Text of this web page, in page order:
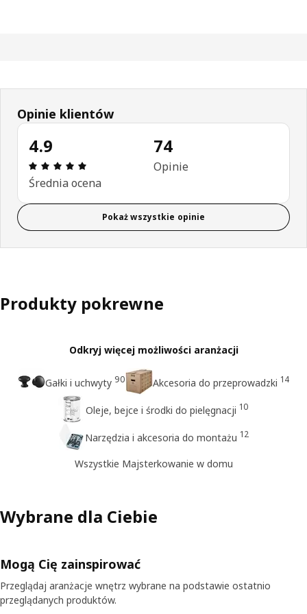
Opinie klientów
4.9
Opinia: 4.9 na 5 gwiazdki. Recenzje ogółem: 74
Średnia ocena
74
Opinie
Pokaż wszystkie opinie
Produkty pokrewne
Odkryj więcej możliwości aranżacji
Gałki i uchwyty 90 Akcesoria do przeprowadzki 14
Oleje, bejce i środki do pielęgnacji 10
Narzędzia i akcesoria do montażu 12
Wszystkie Majsterkowanie w domu
Wybrane dla Ciebie
Mogą Cię zainspirować
Przeglądaj aranżacje wnętrz wybrane na podstawie ostatnio
przeglądanych produktów.